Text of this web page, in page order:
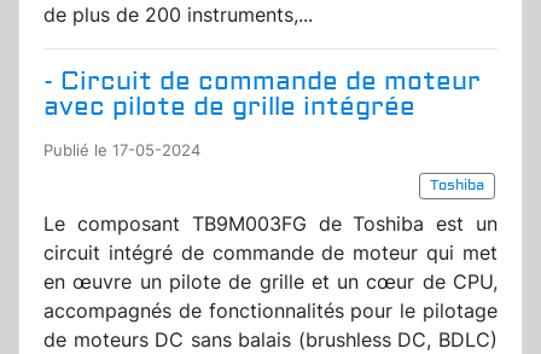
de plus de 200 instruments,...
- Circuit de commande de moteur
avec pilote de grille intégrée
Publié le 17-05-2024
Toshiba
Le composant TB9M003FG de Toshiba est un
circuit intégré de commande de moteur qui met
en œuvre un pilote de grille et un cœur de CPU,
accompagnés de fonctionnalités pour le pilotage
de moteurs DC sans balais (brushless DC, BDLC)